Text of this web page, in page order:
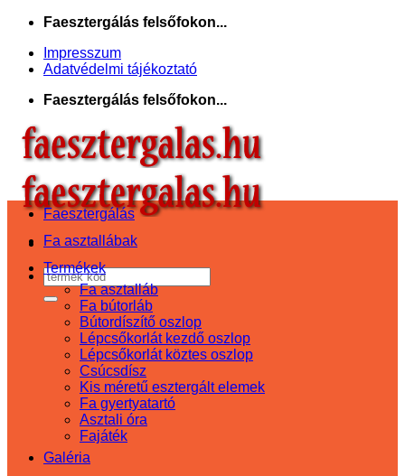
Skip
content
Faesztergálás felsőfokon...
Impresszum
Adatvédelmi tájékoztató
Faesztergálás felsőfokon...
Keresés
a
következőre:
Faesztergálás
Fa asztallábak
Termékek
Fa asztalláb
Fa bútorláb
Bútordíszítő oszlop
Lépcsőkorlát kezdő oszlop
Lépcsőkorlát köztes oszlop
Csúcsdísz
Kis méretű esztergált elemek
Fa gyertyatartó
Asztali óra
Fajáték
Galéria